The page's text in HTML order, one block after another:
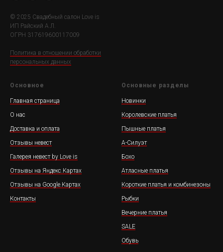
© 2025 Свадебный салон Love is
ИП Райский А.Л.
ОГРН 317619600117009
Политика в отношении обработки
персональных данных
Основное
Главная страница
О нас
Доставка и оплата
Отзывы невест
Галерея невест by Love is
Отзывы на Яндекс.Картах
Отзывы на Google.Картах
Контакты
Основные разделы
Новинки
Королевские платья
Пышные платья
А-Силуэт
Бохо
Атласные платья
Короткие платья и комбинезоны
Рыбки
Вечерние платья
SALE
Обувь